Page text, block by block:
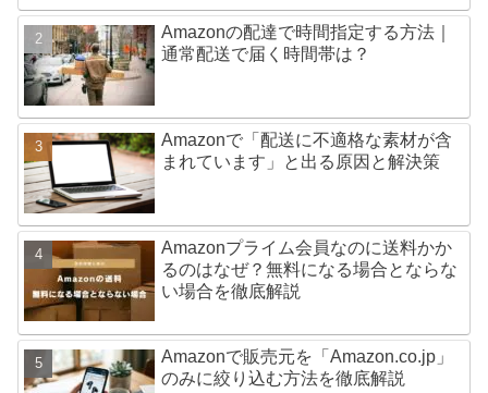
Amazonの配達で時間指定する方法｜
通常配送で届く時間帯は？
Amazonで「配送に不適格な素材が含
まれています」と出る原因と解決策
Amazonプライム会員なのに送料かか
るのはなぜ？無料になる場合とならな
い場合を徹底解説
Amazonで販売元を「Amazon.co.jp」
のみに絞り込む方法を徹底解説